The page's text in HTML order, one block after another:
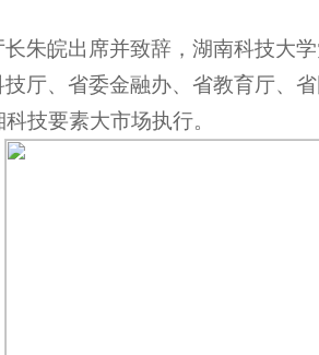
朱皖出席并致辞，湖南科技大
厅、省委金融办、省教育厅、
技要素大市场执行。